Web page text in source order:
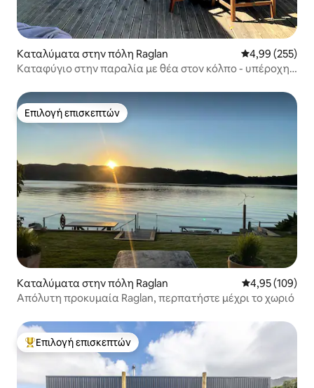
Καταλύματα στην πόλη Raglan Μέση
4,99 (255)
Καταφύγιο στην παραλία με θέα στον κόλπο - υπέροχη
Επιλογή επισκεπτών
Επιλογή επισκεπτών
Καταλύματα στην πόλη Raglan Μέση
4,95 (109)
Απόλυτη προκυμαία Raglan, περπατήστε μέχρι το χωριό
Κορυφαία επιλογή επισκεπτών
Επιλογή επισκεπτών